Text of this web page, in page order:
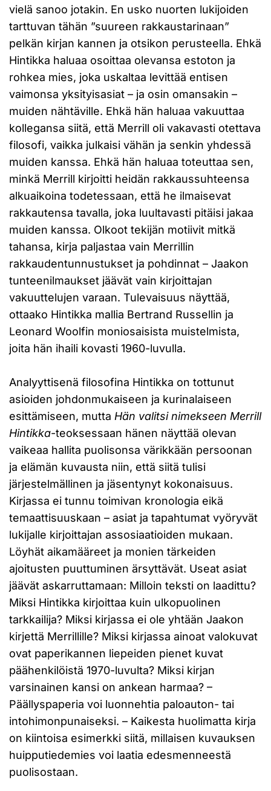
vielä sanoo jotakin. En usko nuorten lukijoiden
tarttuvan tähän ”suureen rakkaustarinaan”
pelkän kirjan kannen ja otsikon perusteella. Ehkä
Hintikka haluaa osoittaa olevansa estoton ja
rohkea mies, joka uskaltaa levittää entisen
vaimonsa yksityisasiat – ja osin omansakin –
muiden nähtäville. Ehkä hän haluaa vakuuttaa
kollegansa siitä, että Merrill oli vakavasti otettava
filosofi, vaikka julkaisi vähän ja senkin yhdessä
muiden kanssa. Ehkä hän haluaa toteuttaa sen,
minkä Merrill kirjoitti heidän rakkaussuhteensa
alkuaikoina todetessaan, että he ilmaisevat
rakkautensa tavalla, joka luultavasti pitäisi jakaa
muiden kanssa. Olkoot tekijän motiivit mitkä
tahansa, kirja paljastaa vain Merrillin
rakkaudentunnustukset ja pohdinnat – Jaakon
tunteenilmaukset jäävät vain kirjoittajan
vakuuttelujen varaan. Tulevaisuus näyttää,
ottaako Hintikka mallia Bertrand Russellin ja
Leonard Woolfin moniosaisista muistelmista,
joita hän ihaili kovasti 1960-luvulla.
Analyyttisenä filosofina Hintikka on tottunut
asioiden johdonmukaiseen ja kurinalaiseen
esittämiseen, mutta Hän valitsi nimekseen Merrill
Hintikka-teoksessaan hänen näyttää olevan
vaikeaa hallita puolisonsa värikkään persoonan
ja elämän kuvausta niin, että siitä tulisi
järjestelmällinen ja jäsentynyt kokonaisuus.
Kirjassa ei tunnu toimivan kronologia eikä
temaattisuuskaan – asiat ja tapahtumat vyöryvät
lukijalle kirjoittajan assosiaatioiden mukaan.
Löyhät aikamääreet ja monien tärkeiden
ajoitusten puuttuminen ärsyttävät. Useat asiat
jäävät askarruttamaan: Milloin teksti on laadittu?
Miksi Hintikka kirjoittaa kuin ulkopuolinen
tarkkailija? Miksi kirjassa ei ole yhtään Jaakon
kirjettä Merrillille? Miksi kirjassa ainoat valokuvat
ovat paperikannen liepeiden pienet kuvat
päähenkilöistä 1970-luvulta? Miksi kirjan
varsinainen kansi on ankean harmaa? –
Päällyspaperia voi luonnehtia paloauton- tai
intohimonpunaiseksi. – Kaikesta huolimatta kirja
on kiintoisa esimerkki siitä, millaisen kuvauksen
huipputiedemies voi laatia edesmenneestä
puolisostaan.